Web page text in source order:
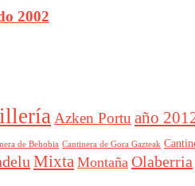
2002
Azken Portu año
de Behobia Cantinera de Gora Gazteak
Mixta Montaña Olaberria